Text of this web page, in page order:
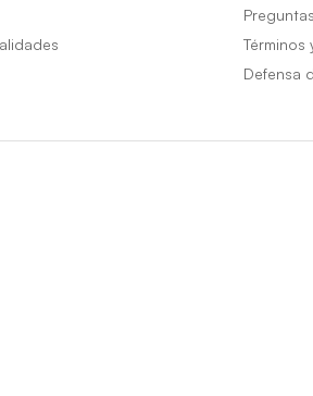
Términos
Defensa